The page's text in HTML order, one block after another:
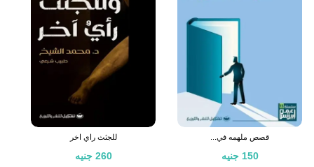
قصص ملهمه في...
150 جنيه
للجثث راي اخر
260 جنيه